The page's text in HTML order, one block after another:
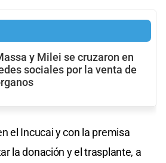
y Milei se cruzaron en
sociales por la venta de
el Incucai y con la premisa
la donación y el trasplante, a